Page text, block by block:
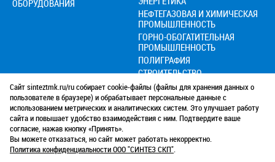
ОБОРУДОВАНИЯ
НЕФТЕГАЗОВАЯ И ХИМИЧЕСКАЯ
ПРОМЫШЛЕННОСТЬ
ГОРНО-ОБОГАТИТЕЛЬНАЯ
ПРОМЫШЛЕННОСТЬ
ПОЛИГРАФИЯ
СТРОИТЕЛЬСТВО
+7 (985)763-88-72
+7 (499)750-07-87
Режим работы с 9.00 до 19.00
info@sinteztmk.ru
Работаем в Москве и МО
Политика конфиденциальности
Сайт sinteztmk.ru/ru собирает cookie-файлы (файлы для хранения данных о
пользователе в браузере) и обрабатывает персональные данные с
использованием метрических и аналитических систем. Это улучшает работу
сайта и повышает удобство взаимодействия с ним. Подтвердите ваше
согласие, нажав кнопку «Принять».
Вы можете отказаться, но сайт может работать некорректно.
Политика конфиденциальности ООО "СИНТЕЗ СКП".